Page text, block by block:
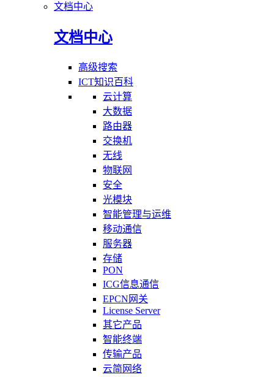
文档中心
文档中心
高级搜索
ICT知识百科
云计算
大数据
路由器
交换机
无线
物联网
安全
光模块
智能管理与运维
移动通信
服务器
存储
PON
ICG信息通信
EPCN网关
License Server
其它产品
智能终端
传输产品
云简网络